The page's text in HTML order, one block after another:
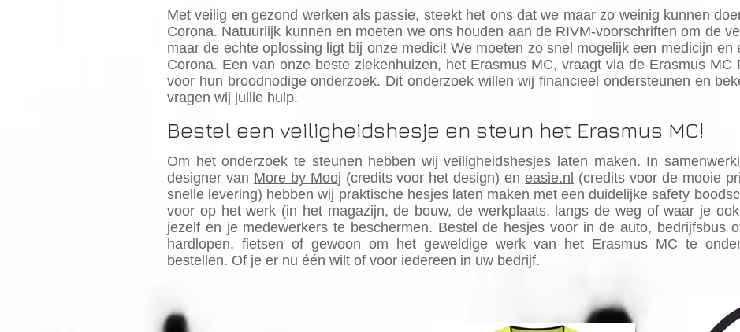
Met veilig en gezond werken als passie, steekt het ons dat we maar zo weinig kunnen
Corona. Natuurlijk kunnen en moeten we ons houden aan de RIVM-voorschriften om de
maar de echte oplossing ligt bij onze medici! We moeten zo snel mogelijk een medicijn en
Corona. Een van onze beste ziekenhuizen, het Erasmus MC, vraagt via de Erasmus MC
voor hun broodnodige onderzoek. Dit onderzoek willen wij financieel ondersteunen en
vragen wij jullie hulp.
Bestel een veiligheidshesje en steun het Erasmus MC!
Om het onderzoek te steunen hebben wij veiligheidshesjes laten maken. In
designer van More by Mooj (credits voor het design) eneasie.nl (credits voor de mooie
snelle levering) hebben wij praktische hesjes laten maken met een duidelijke safety
voor op het werk (in het magazijn, de bouw, de werkplaats, langs de weg of waar je
jezelf en je medewerkers te beschermen. Bestel de hesjes voor in de auto, bedrijfsbus
hardlopen, fietsen of gewoon om het geweldige werk van het Erasmus MC te
bestellen. Of je er nu één wilt of voor iedereen in uw bedrijf.